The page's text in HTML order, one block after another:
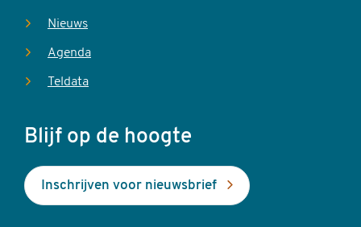
Nieuws
Agenda
Teldata
Blijf op de hoogte
Inschrijven voor nieuwsbrief